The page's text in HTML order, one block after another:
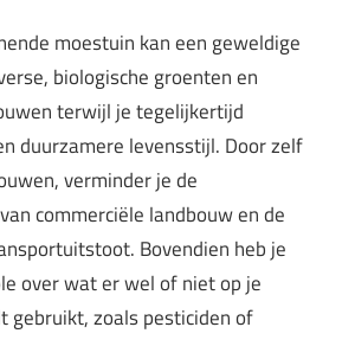
moestuin kan een geweldige
biologische groenten en
terwijl je tegelijkertijd
duurzamere levensstijl. Door zelf
verminder je de
commerciële landbouw en de
Bovendien heb je
over wat er wel of niet op je
gebruikt, zoals pesticiden of